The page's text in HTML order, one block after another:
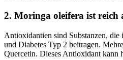
2. Moringa oleifera ist reich
Antioxidantien sind Substanzen,
und Diabetes Typ 2 beitragen.
Quercetin. Dieses Antioxidant kann